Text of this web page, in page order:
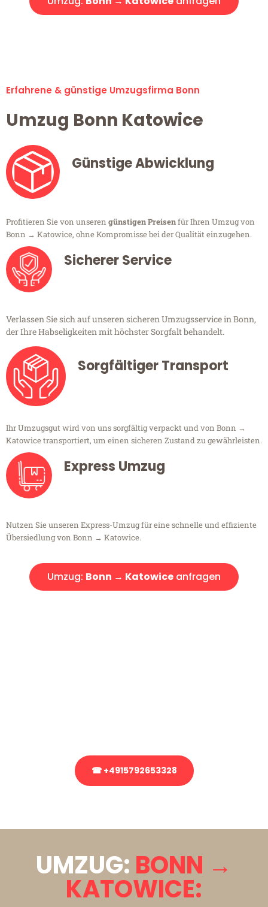
Erfahrene & günstige Umzugsfirma Bonn
Umzug Bonn Katowice
Günstige Abwicklung
Profitieren Sie von unseren günstigen Preisenfür Ihren Umzug von
Bonn → Katowice, ohne Kompromisse bei der Qualität einzugehen.
Sicherer Service
Verlassen Sie sich auf unseren sicheren Umzugsservice in Bonn,
der Ihre Habseligkeiten mit höchster Sorgfalt behandelt.
Sorgfältiger Transport
Ihr Umzugsgut wird von uns sorgfältig verpackt und von Bonn →
Katowice transportiert, um einen sicheren Zustand zu gewährleisten.
Express Umzug
Nutzen Sie unseren Express-Umzug für eine schnelle und effiziente
Übersiedlung von Bonn → Katowice.
Umzug: Bonn → Katowice anfragen
☎ +4915792653328
UMZUG: BONN →
KATOWICE: